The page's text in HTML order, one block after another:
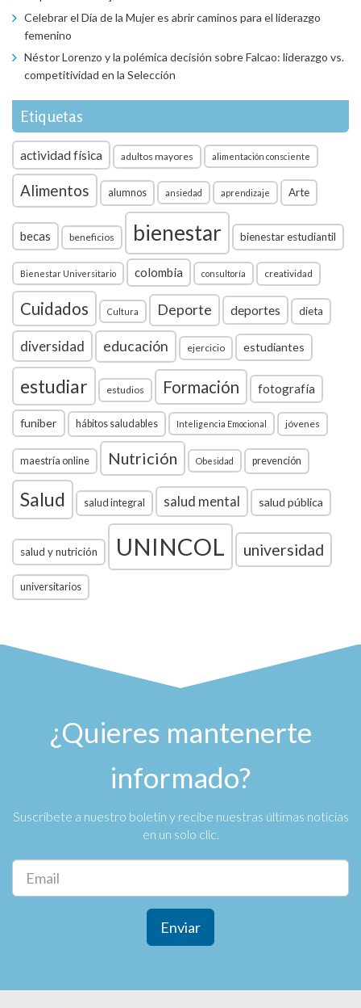
Celebrar el Día de la Mujer es abrir caminos para el liderazgo
femenino
Néstor Lorenzo y la polémica decisión sobre Falcao: liderazgo vs.
competitividad en la Selección
Etiquetas
actividad física adultos mayores alimentación consciente
Alimentos alumnos ansiedad aprendizaje Arte
becas beneficios bienestar bienestar estudiantil
Bienestar Universitario colombia consultoría creatividad
Cuidados Cultura Deporte deportes dieta
diversidad educación ejercicio estudiantes
estudiar estudios Formación fotografía
funiber hábitos saludables Inteligencia Emocional jóvenes
maestría online Nutrición Obesidad prevención
Salud salud integral salud mental salud pública
salud y nutrición UNINCOL universidad
universitarios
¿Quieres mantenerte
informado?
Suscríbete a nuestro boletín y recibe nuestras últimas noticias
en un solo clic.
Enviar